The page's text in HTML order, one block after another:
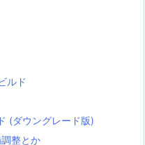
ルド
(ダウングレード版)
整とか